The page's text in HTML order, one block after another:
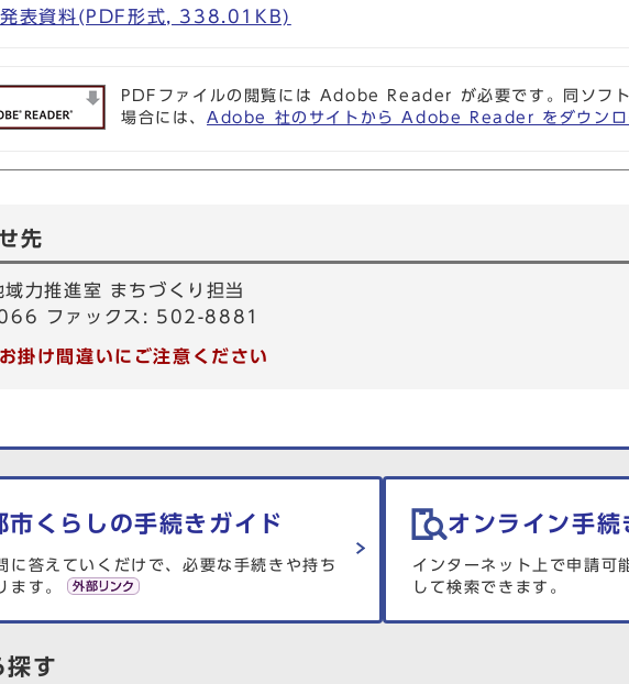
表資料(PDF形式, 338.01KB)
PDFファイルの閲覧には Adobe Reader が必要です。同ソフト
場合には、 Adobe 社のサイトから Adobe Reader をダウンロ
先
力推進室 まちづくり担当
ファックス: 502-8881
掛け間違いにご注意ください
す
市くらしの手続きガイド
に答えていくだけで、必要な手続きや持ち
ます。
オンライン手続
インターネット上で申請可
して検索できます。
探す